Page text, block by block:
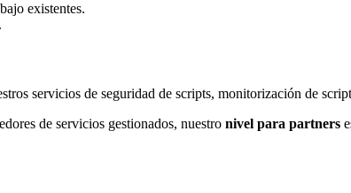
existentes.
servicios de seguridad de scripts, monitorización de
de servicios gestionados, nuestro nivel para partners